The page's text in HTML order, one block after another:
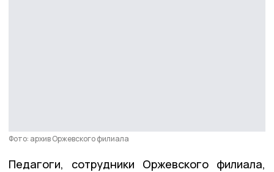
Фото: архив Оржевского филиала
Педагоги, сотрудники Оржевского филиала,